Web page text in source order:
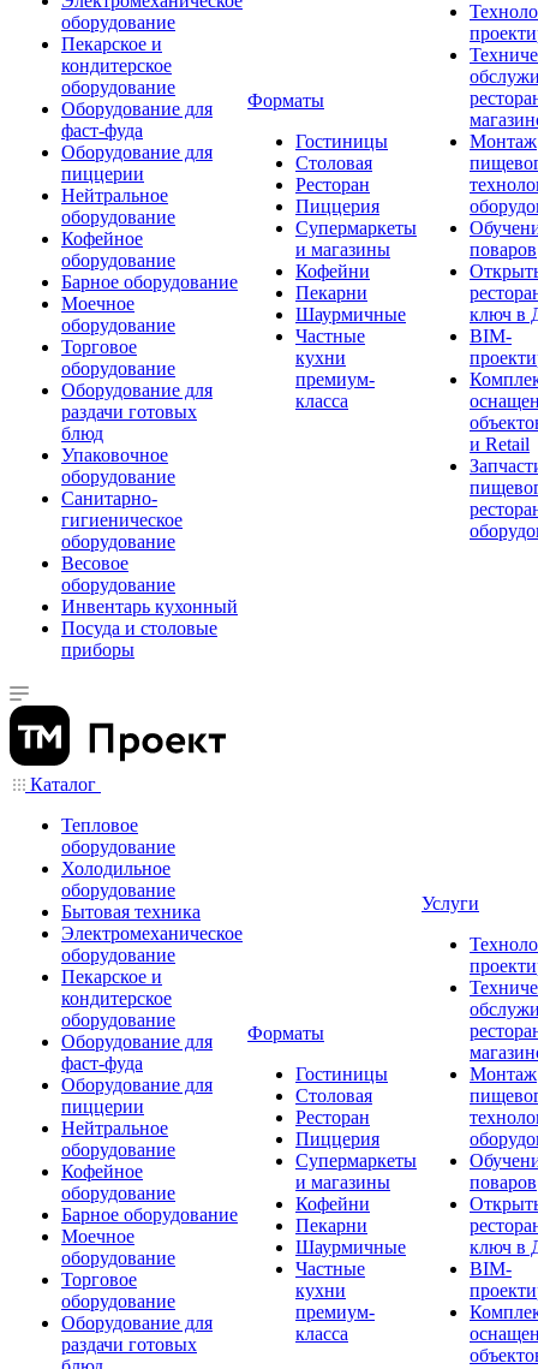
оборудование
Пекарское и
кондитерское
оборудование
Оборудование для
фаст-фуда
Оборудование для
пиццерии
Нейтральное
оборудование
Кофейное
оборудование
Барное оборудование
Моечное
оборудование
Торговое
оборудование
Оборудование для
раздачи готовых
блюд
Упаковочное
оборудование
Санитарно-
гигиеническое
оборудование
Весовое
оборудование
Инвентарь кухонный
Посуда и столовые
приборы
Форматы
Гостиницы
Столовая
Ресторан
Пиццерия
Супермаркеты
и магазины
Кофейни
Пекарни
Шаурмичные
Частные
кухни
премиум-
класса
Монтаж
поваров
ключ в
BIM-
и Retail
Каталог
Тепловое
оборудование
Холодильное
оборудование
Бытовая техника
Электромеханическое
оборудование
Пекарское и
кондитерское
оборудование
Оборудование для
фаст-фуда
Оборудование для
пиццерии
Нейтральное
оборудование
Кофейное
оборудование
Барное оборудование
Моечное
оборудование
Торговое
оборудование
Оборудование для
раздачи готовых
Форматы
Гостиницы
Столовая
Ресторан
Пиццерия
Супермаркеты
и магазины
Кофейни
Пекарни
Шаурмичные
Частные
кухни
премиум-
класса
Услуги
Монтаж
поваров
ключ в
BIM-